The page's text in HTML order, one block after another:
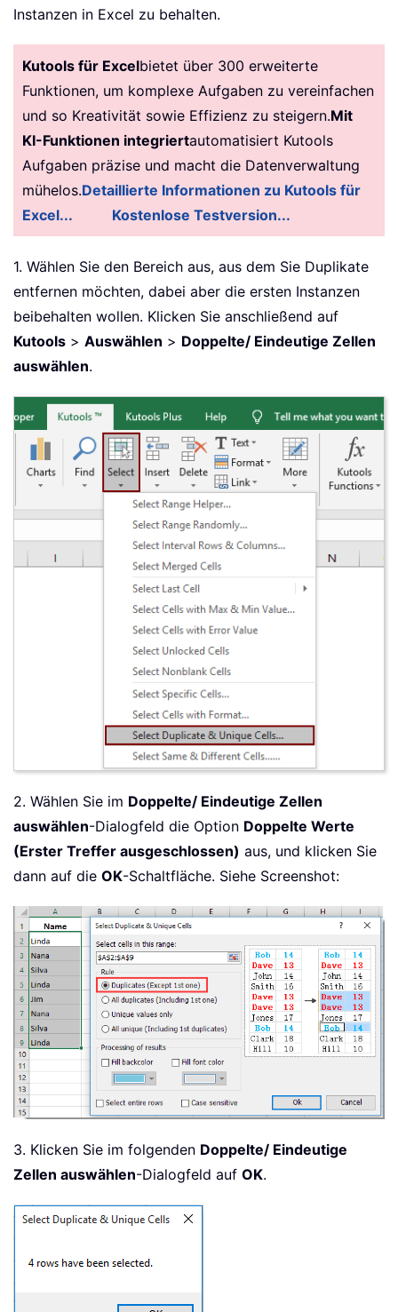
Instanzen in Excel zu behalten.
Kutools für Excelbietet über 300 erweiterte
Funktionen, um komplexe Aufgaben zu vereinfachen
und so Kreativität sowie Effizienz zu steigern.Mit
KI-Funktionen integriertautomatisiert Kutools
Aufgaben präzise und macht die Datenverwaltung
mühelos.Detaillierte Informationen zu Kutools für
Excel...
Kostenlose Testversion...
1. Wählen Sie den Bereich aus, aus dem Sie Duplikate
entfernen möchten, dabei aber die ersten Instanzen
beibehalten wollen. Klicken Sie anschließend auf
Kutools > Auswählen > Doppelte/ Eindeutige Zellen
auswählen.
2. Wählen Sie im Doppelte/ Eindeutige Zellen
auswählen-Dialogfeld die Option Doppelte Werte
(Erster Treffer ausgeschlossen) aus, und klicken Sie
dann auf die OK-Schaltfläche. Siehe Screenshot:
3. Klicken Sie im folgenden Doppelte/ Eindeutige
Zellen auswählen-Dialogfeld auf OK.